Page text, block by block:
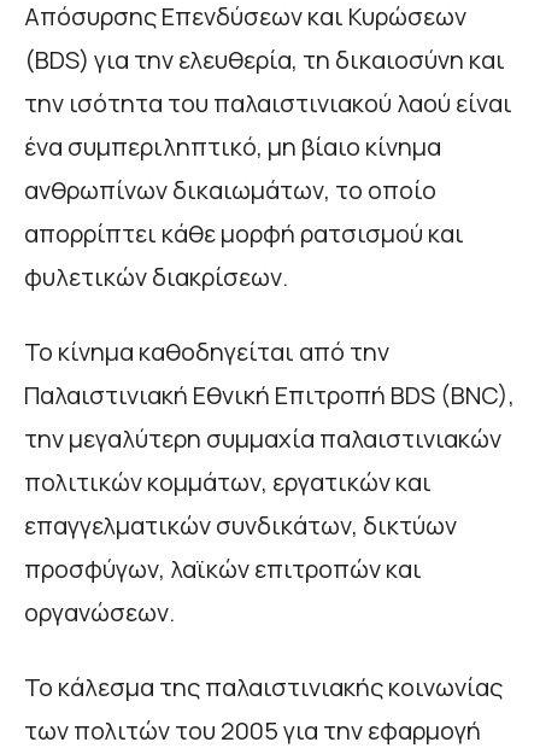
Απόσυρσης Επενδύσεων και Κυρώσεων
(BDS) για την ελευθερία, τη δικαιοσύνη και
την ισότητα του παλαιστινιακού λαού είναι
ένα συμπεριληπτικό, μη βίαιο κίνημα
ανθρωπίνων δικαιωμάτων, το οποίο
απορρίπτει κάθε μορφή ρατσισμού και
φυλετικών διακρίσεων.
Το κίνημα καθοδηγείται από την
Παλαιστινιακή Εθνική Επιτροπή BDS (BNC),
την μεγαλύτερη συμμαχία παλαιστινιακών
πολιτικών κομμάτων, εργατικών και
επαγγελματικών συνδικάτων, δικτύων
προσφύγων, λαϊκών επιτροπών και
οργανώσεων.
Το κάλεσμα της παλαιστινιακής κοινωνίας
των πολιτών του 2005 για την εφαρμογή